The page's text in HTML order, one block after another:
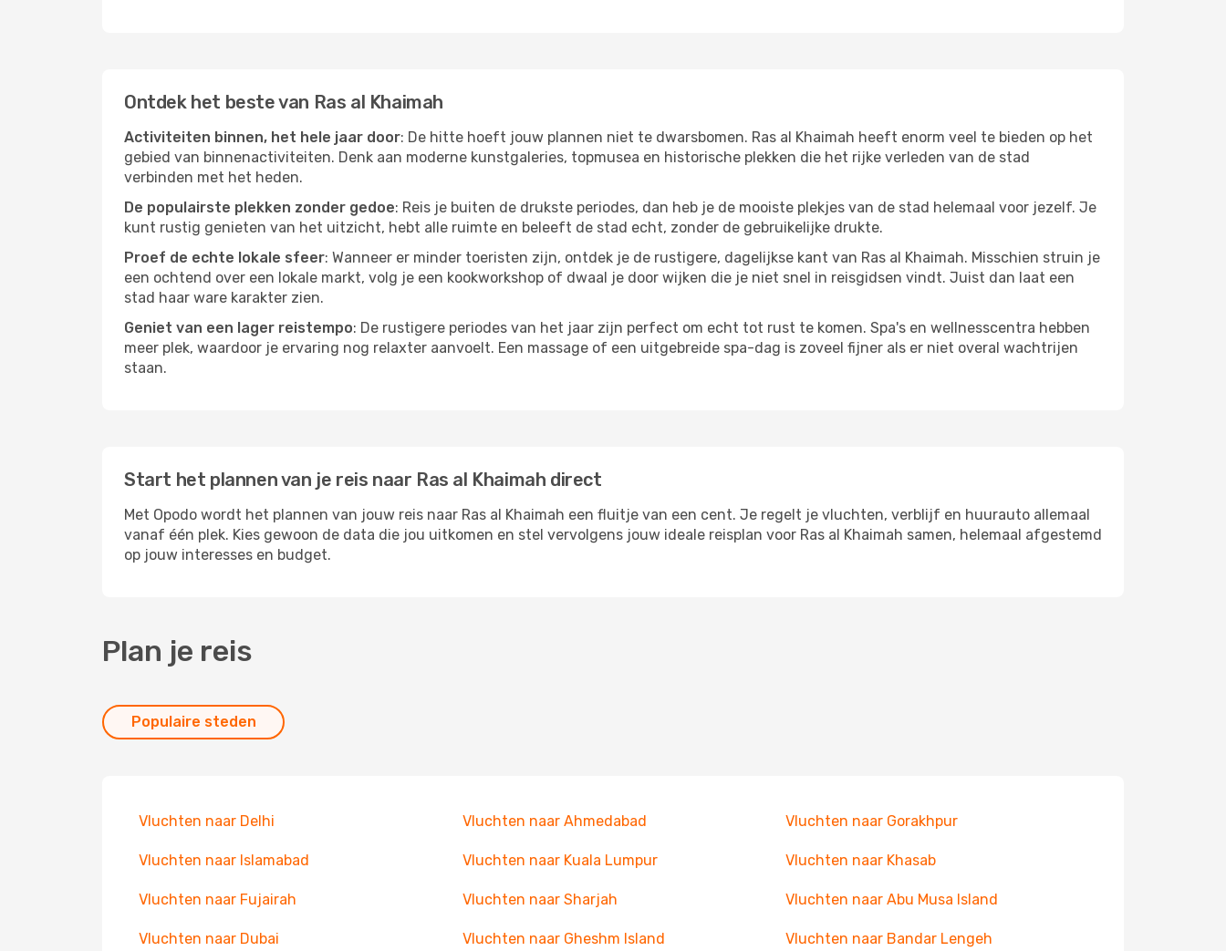
Ontdek het beste van Ras al Khaimah
Activiteiten binnen, het hele jaar door: De hitte hoeft jouw plannen niet te dwarsbomen. Ras al Khaimah heeft enorm veel te bieden op het
gebied van binnenactiviteiten. Denk aan moderne kunstgaleries, topmusea en historische plekken die het rijke verleden van de stad
verbinden met het heden.
De populairste plekken zonder gedoe: Reis je buiten de drukste periodes, dan heb je de mooiste plekjes van de stad helemaal voor jezelf. Je
kunt rustig genieten van het uitzicht, hebt alle ruimte en beleeft de stad echt, zonder de gebruikelijke drukte.
Proef de echte lokale sfeer: Wanneer er minder toeristen zijn, ontdek je de rustigere, dagelijkse kant van Ras al Khaimah. Misschien struin je
een ochtend over een lokale markt, volg je een kookworkshop of dwaal je door wijken die je niet snel in reisgidsen vindt. Juist dan laat een
stad haar ware karakter zien.
Geniet van een lager reistempo: De rustigere periodes van het jaar zijn perfect om echt tot rust te komen. Spa's en wellnesscentra hebben
meer plek, waardoor je ervaring nog relaxter aanvoelt. Een massage of een uitgebreide spa-dag is zoveel fijner als er niet overal wachtrijen
staan.
Start het plannen van je reis naar Ras al Khaimah direct
Met Opodo wordt het plannen van jouw reis naar Ras al Khaimah een fluitje van een cent. Je regelt je vluchten, verblijf en huurauto allemaal
vanaf één plek. Kies gewoon de data die jou uitkomen en stel vervolgens jouw ideale reisplan voor Ras al Khaimah samen, helemaal afgestemd
op jouw interesses en budget.
Plan je reis
Populaire steden
Vluchten naar Delhi Vluchten naar Ahmedabad Vluchten naar Gorakhpur
Vluchten naar Islamabad Vluchten naar Kuala Lumpur Vluchten naar Khasab
Vluchten naar Fujairah Vluchten naar Sharjah Vluchten naar Abu Musa Island
Vluchten naar Dubai Vluchten naar Gheshm Island Vluchten naar Bandar Lengeh